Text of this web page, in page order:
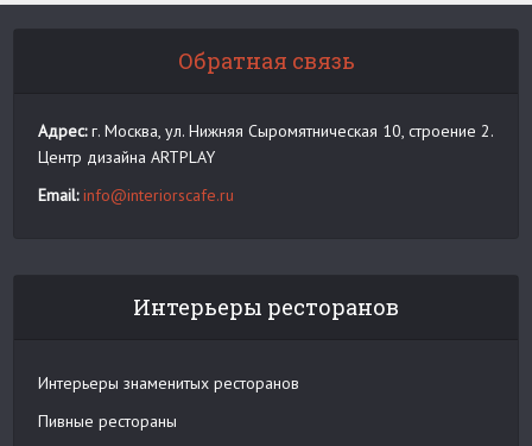
Обратная связь
Адрес:г. Москва, ул. Нижняя Сыромятническая 10, строение 2.
Центр дизайна ARTPLAY
Email: info@interiorscafe.ru
Интерьеры ресторанов
Интерьеры знаменитых ресторанов
Пивные рестораны